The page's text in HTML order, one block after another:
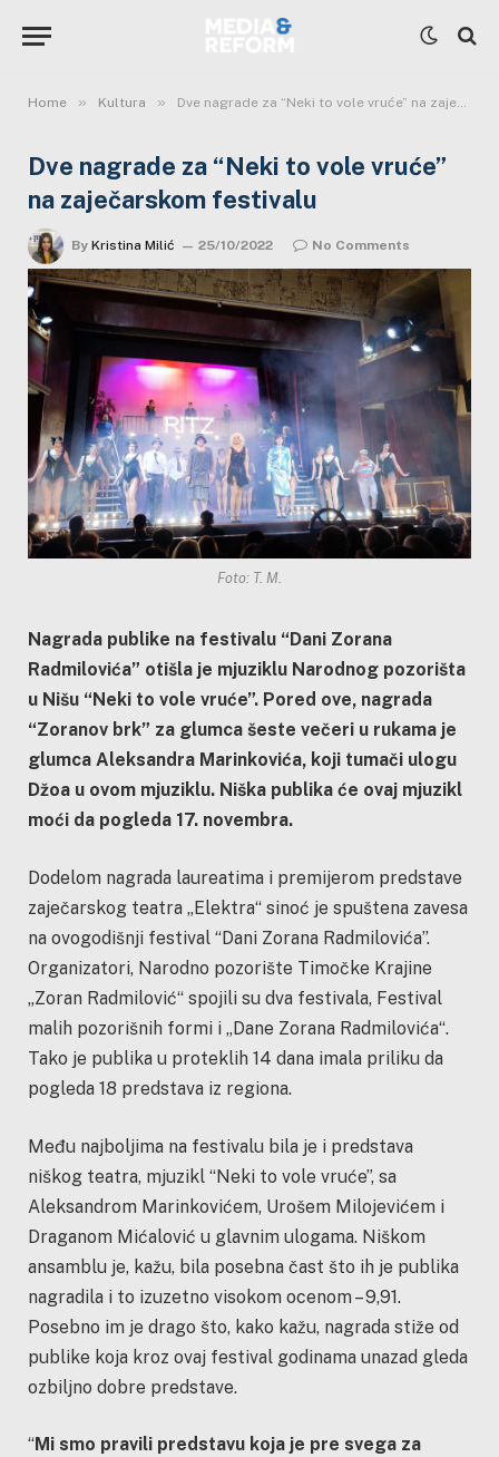
Home » Kultura » Dve nagrade za “Neki to vole vruće” na zaječarskom festivalu
Dve nagrade za “Neki to vole vruće”
na zaječarskom festivalu
By Kristina Milić 25/10/2022 No Comments
Foto: T. M.
Nagrada publike na festivalu “Dani Zorana
Radmilovića” otišla je mjuziklu Narodnog pozorišta
u Nišu “Neki to vole vruće”. Pored ove, nagrada
“Zoranov brk” za glumca šeste večeri u rukama je
glumca Aleksandra Marinkovića, koji tumači ulogu
Džoa u ovom mjuziklu. Niška publika će ovaj mjuzikl
moći da pogleda 17. novembra.
Dodelom nagrada laureatima i premijerom predstave
zaječarskog teatra „Elektra“ sinoć je spuštena zavesa
na ovogodišnji festival “Dani Zorana Radmilovića”.
Organizatori, Narodno pozorište Timočke Krajine
„Zoran Radmilović“ spojili su dva festivala, Festival
malih pozorišnih formi i „Dane Zorana Radmilovića“.
Tako je publika u proteklih 14 dana imala priliku da
pogleda 18 predstava iz regiona.
Među najboljima na festivalu bila je i predstava
niškog teatra, mjuzikl “Neki to vole vruće”, sa
Aleksandrom Marinkovićem, Urošem Milojevićem i
Draganom Mićalović u glavnim ulogama. Niškom
ansamblu je, kažu, bila posebna čast što ih je publika
nagradila i to izuzetno visokom ocenom – 9,91.
Posebno im je drago što, kako kažu, nagrada stiže od
publike koja kroz ovaj festival godinama unazad gleda
ozbiljno dobre predstave.
“Mi smo pravili predstavu koja je pre svega za